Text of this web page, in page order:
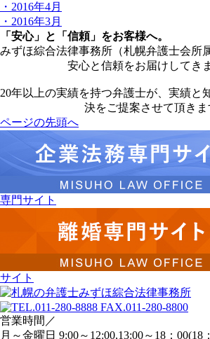
・2016年4月
・2016年3月
「安心」と「信頼」をお客様へ。
みずほ綜合法律事務所（札幌弁護士会所
安心と信頼をお届けしてき
20年以上の実績を持つ弁護士が、実績と
決をご提案させて頂きま
ページの先頭へ
専門サイト
サイト
営業時間／
月～金曜日 9:00～12:00,13:00～18：